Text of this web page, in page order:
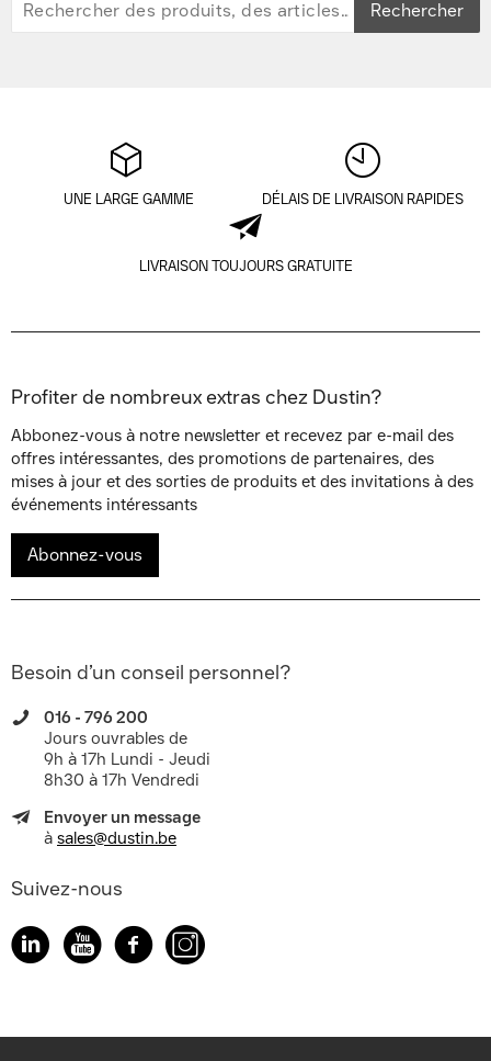
Rechercher
UNE LARGE GAMME DÉLAIS DE LIVRAISON RAPIDES
LIVRAISON TOUJOURS GRATUITE
Profiter de nombreux extras chez Dustin?
Abbonez-vous à notre newsletter et recevez par e-mail des
offres intéressantes, des promotions de partenaires, des
mises à jour et des sorties de produits et des invitations à des
événements intéressants
Abonnez-vous
Besoin d’un conseil personnel?
016 - 796 200
Jours ouvrables de
9h à 17h Lundi - Jeudi
8h30 à 17h Vendredi
Envoyer un message
à sales@dustin.be
Suivez-nous